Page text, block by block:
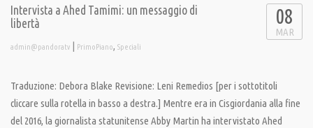
Intervista a Ahed Tamimi: un messaggio di
libertà
admin@pandoratv | PrimoPiano, Speciali
08
MAR
Traduzione: Debora Blake Revisione: Leni Remedios [per i sottotitoli
cliccare sulla rotella in basso a destra.] Mentre era in Cisgiordania alla fine
del 2016, la giornalista statunitense Abby Martin ha intervistato Ahed